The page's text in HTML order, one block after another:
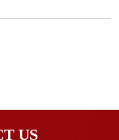
行）
US